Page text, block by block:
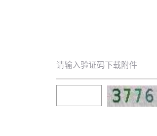
请输入验证码下载附件